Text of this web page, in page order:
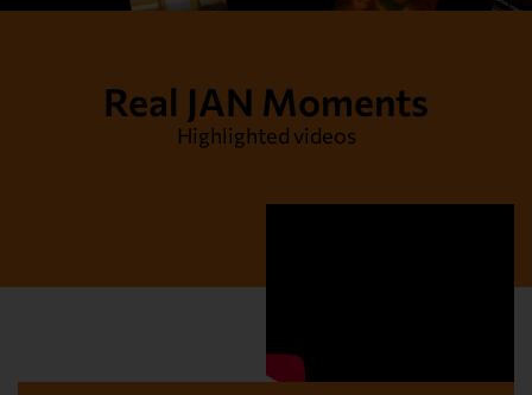
Real JAN Moments
Highlighted videos